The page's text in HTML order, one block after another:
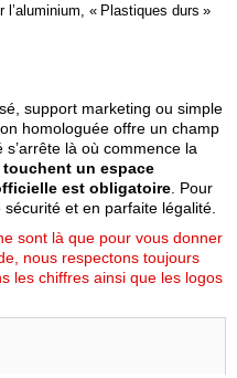
l’aluminium, « Plastiques durs »
support marketing ou simple
homologuée offre un champ
là où commence la
un espace
est obligatoire . Pour
et en parfaite légalité.
sont là que pour vous donner
nous respectons toujours
les chiffres ainsi que les logos